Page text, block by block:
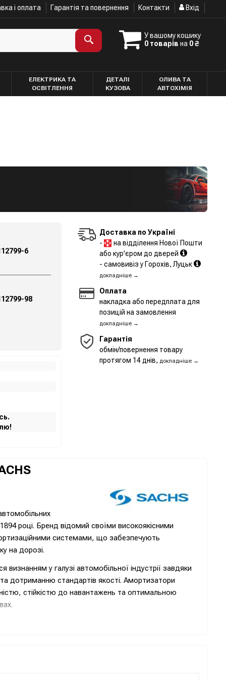
і оплата Гарантія та повернення Контакти Вхід
У вашому кошику
0 товарів на 0 ₴
ЕЛЕКТРИКА ТА
ОСВІТЛЕННЯ
ДЕТАЛІ
КУЗОВА
ОЛИВА ТА
АВТОХІМІЯ
6
98
Доставка по Україні
-
на відділення Нової Пошти
або кур'єром до дверей
- самовивіз у Горохів, Луцьк
докладніше →
Оплата
накладка або передплата для
позицій на замовлення
докладніше →
Гарантія
обмін/повернення товару
протягом 14 днів, докладніше →
році. Бренд відомий своїми високоякісними
системами, що забезпечують
на дорозі.
визнанням у галузі автомобільної індустрії завдяки
дотриманню стандартів якості. Амортизатори
стійкістю до навантажень та оптимальною
вкладає у дослідження та розробку новітніх